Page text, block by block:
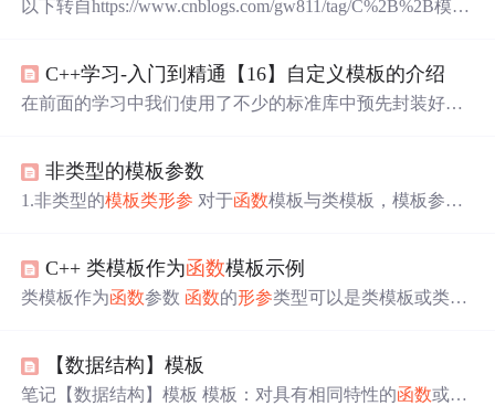
以下转自https://www.cnblogs.com/gw811/tag/C%2B%2B模板
据成员或者成员 函数的参数、返回值取得任意类型。
模板是一种对类型进行参数化的工具； 通常有两种形
C++学习-入门到精通【16】自定义模板的介绍
在前面的学习中我们使用了不少的标准库中预先封装好的
为，而类被称为。这种产生
函数模板和类模板比作一个棕子，而棕子内部可以有不同
板也被称为，因为它们需要一个或多个参数，来说明如何
自定义一个用于产生类模板特化的通用类模板。只要定义
了一个类模板，当需要一个特定的类模板特化时，我们可
非类型的模板参数
1.非类型的模板类形参 对于函数模板与类模板，模板参数
些具体的细节来加以确定代码，直到代码被调用时这些细
节才被真正的确定。但是在这里，我们面对的是这些细节
样： template<class T...
C++ 类模板作为函数模板示例
类模板作为函数参数 函数的形参类型可以是类模板或类模
ng namespace std; template class TClass2 { T x; public: TClass2
(T a){x=a;} T abs()//成员函数 模板 { if(x
【数据结构】模板
笔记【数据结构】模板 模板：对具有相同特性的函数或类